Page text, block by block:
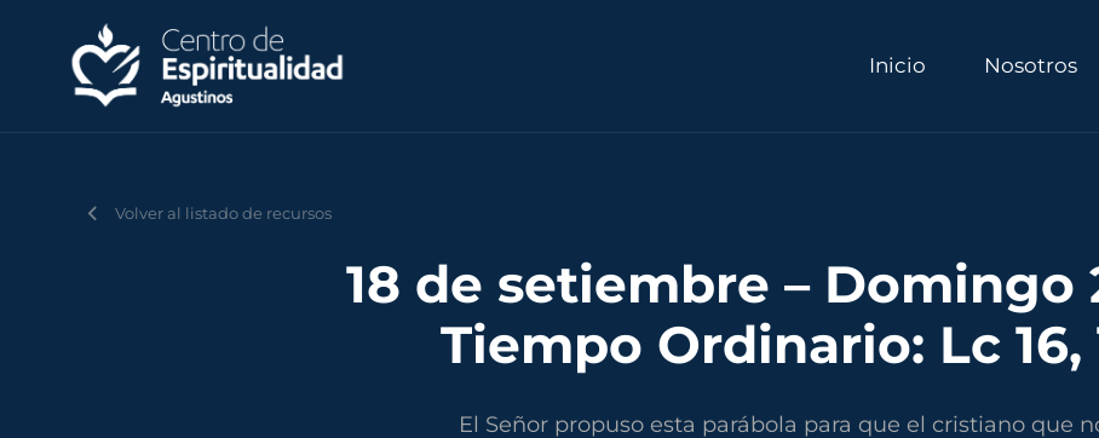
Inicio Nosotros
Volver al listado de recursos
18 de setiembre – Domingo
Tiempo Ordinario: Lc 16,
El Señor propuso esta parábola para que el cristiano que